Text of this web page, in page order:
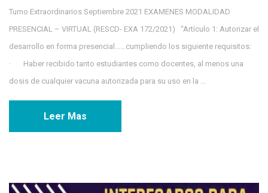
Turno Extraordinarios Septiembre 2021 EXAMENES MODALIDAD
PRESENCIAL – VIRTUAL (RESCD- EXA 172/2021) “Artículo 1: Autorizar el
desarrollo en forma presencial……cumpliendo los siguiente requisitos:
· Haber recibido tanto estudiantes como docentes, al menos una
dosis de cualquier vacuna autorizada para su uso en la ...
Leer Mas